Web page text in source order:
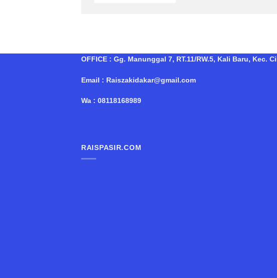
OFFICE : Gg. Manunggal 7, RT.11/RW.5, Kali Baru,
Email : Raiszakidakar@gmail.com
Wa : 08118168989
RAISPASIR.COM